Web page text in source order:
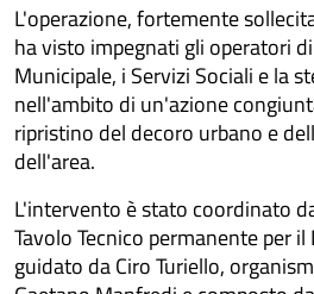
L'operazione, fortemente
ha visto impegnati gli operatori
Municipale, i Servizi Sociali e la
nell'ambito di un'azione
ripristino del decoro urbano e
dell'area.
L'intervento è stato coordinato
Tavolo Tecnico permanente per
guidato da Ciro Turiello,